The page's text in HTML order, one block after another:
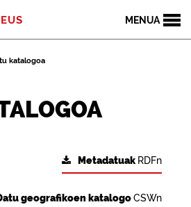
MENUA
katalogoa
Metadatuak RDFn
geografikoen katalogoCSWn